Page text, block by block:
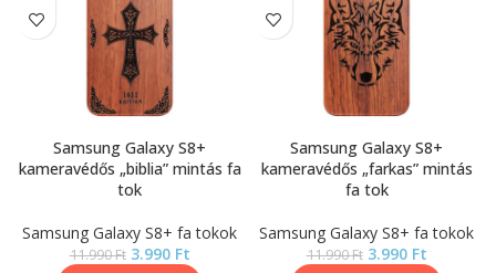
Samsung Galaxy S8+
kameravédős „biblia” mintás fa
tok
Samsung Galaxy S8+ fa tokok
11.990Ft 3.990 Ft
Samsung Galaxy S8+
kameravédős „farkas” mintás
fa tok
Samsung Galaxy S8+ fa tokok
11.990Ft 3.990 Ft